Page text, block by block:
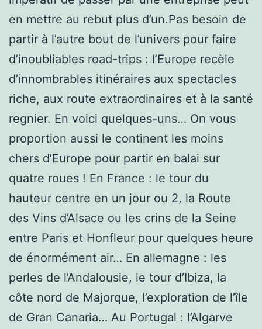
en mettre au rebut plus d’un.Pas besoin de
partir à l’autre bout de l’univers pour faire
d’inoubliables road-trips : l’Europe recèle
d’innombrables itinéraires aux spectacles
riche, aux route extraordinaires et à la santé
regnier. En voici quelques-uns… On vous
proportion aussi le continent les moins
chers d’Europe pour partir en balai sur
quatre roues ! En France : le tour du
hauteur centre en un jour ou 2, la Route
des Vins d’Alsace ou les crins de la Seine
entre Paris et Honfleur pour quelques heure
de énormément air… En allemagne : les
perles de l’Andalousie, le tour d’Ibiza, la
côte nord de Majorque, l’exploration de l’île
de Gran Canaria… Au Portugal : l’Algarve